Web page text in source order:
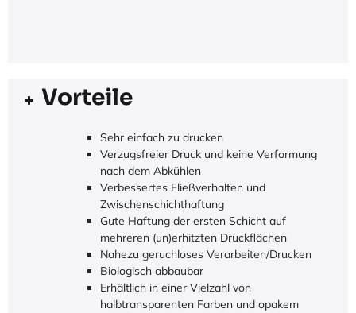
Vorteile
Sehr einfach zu drucken
Verzugsfreier Druck und keine Verformung
nach dem Abkühlen
Verbessertes Fließverhalten und
Zwischenschichthaftung
Gute Haftung der ersten Schicht auf
mehreren (un)erhitzten Druckflächen
Nahezu geruchloses Verarbeiten/Drucken
Biologisch abbaubar
Erhältlich in einer Vielzahl von
halbtransparenten Farben und opakem